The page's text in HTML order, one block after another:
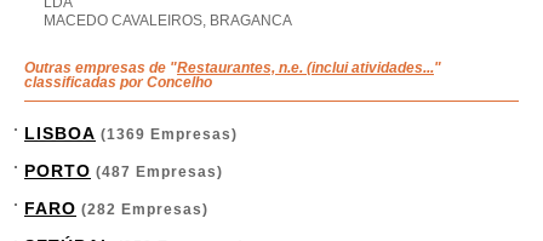
MACEDO CAVALEIROS, BRAGANCA
Outras empresas de "Restaurantes, n.e. (inclui atividades..."
classificadas por Concelho
LISBOA (1369 Empresas)
PORTO (487 Empresas)
FARO (282 Empresas)